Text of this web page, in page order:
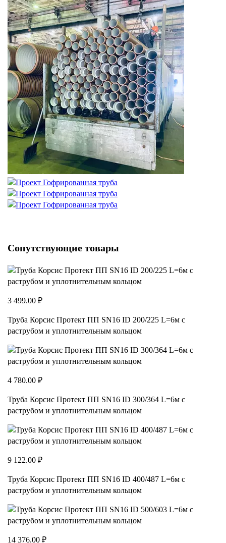
Сопутствующие товары
3 499.00 ₽
Труба Корсис Протект ПП SN16 ID 200/225 L=6м с
раструбом и уплотнительным кольцом
4 780.00 ₽
Труба Корсис Протект ПП SN16 ID 300/364 L=6м с
раструбом и уплотнительным кольцом
9 122.00 ₽
Труба Корсис Протект ПП SN16 ID 400/487 L=6м с
раструбом и уплотнительным кольцом
14 376.00 ₽